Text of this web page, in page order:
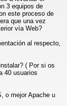
3 equipos de
este proceso de
que una vez
vía Web?
al respecto,
( Por si os
40 usuarios
o mejor Apache u